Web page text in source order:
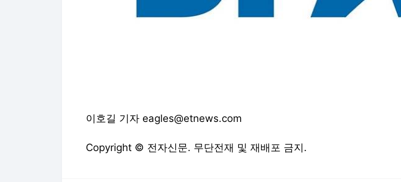
이호길 기자 eagles@etnews.com
Copyright © 전자신문. 무단전재 및 재배포 금지.